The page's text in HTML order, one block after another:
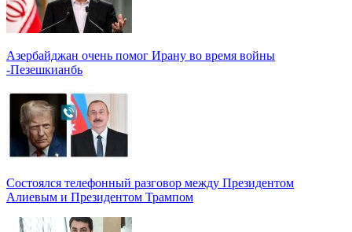
Азербайджан очень помог Ирану во время войны
-Пезешкианбь
Состоялся телефонный разговор между Президентом
Алиевым и Президентом Трампом